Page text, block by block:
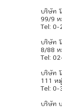
บริษัท
99/9 ห
Tel: 0-
บริษัท
8/88 ห
Tel:
บริษัท
111 ห
Tel:
บริษัท